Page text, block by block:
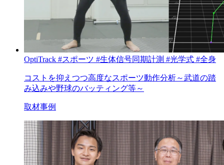
OptiTrack #スポーツ #生体信号同期計測 #光学式 #全身
コストを抑えつつ高度なスポーツ動作分析～武道の踏
み込みや野球のバッティング等～
取材事例